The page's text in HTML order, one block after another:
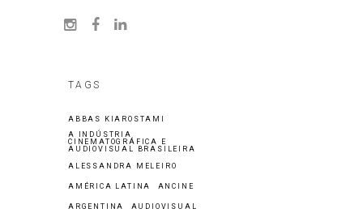
TAGS
ABBAS KIAROSTAMI
A INDÚSTRIA
CINEMATOGRÁFICA E
AUDIOVISUAL BRASILEIRA
ALESSANDRA MELEIRO
AMÉRICA LATINA ANCINE
ARGENTINA AUDIOVISUAL